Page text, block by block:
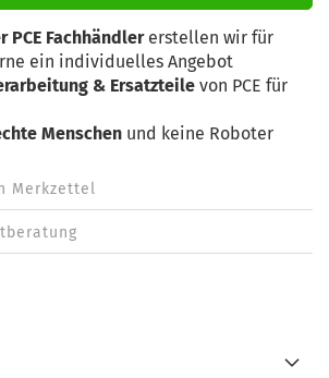
Fachhändlererstellen wir für
ein individuelles Angebot
& Ersatzteile von PCE für
Menschen und keine Roboter
Merkzettel